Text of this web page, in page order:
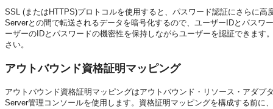
SSL (またはHTTPS)プロトコルを使用すると、パスワード認証にさらに
Serverとの間で転送されるデータを暗号化するので、ユーザーIDとパス
ーザーのIDとパスワードの機密性を保持しながらユーザーを認証できます
さい。
アウトバウンド資格証明マッピング
アウトバウンド資格証明マッピングはアウトバウンド・リソース・アダ
Server管理コンソールを使用します。資格証明マッピングを構成する前に